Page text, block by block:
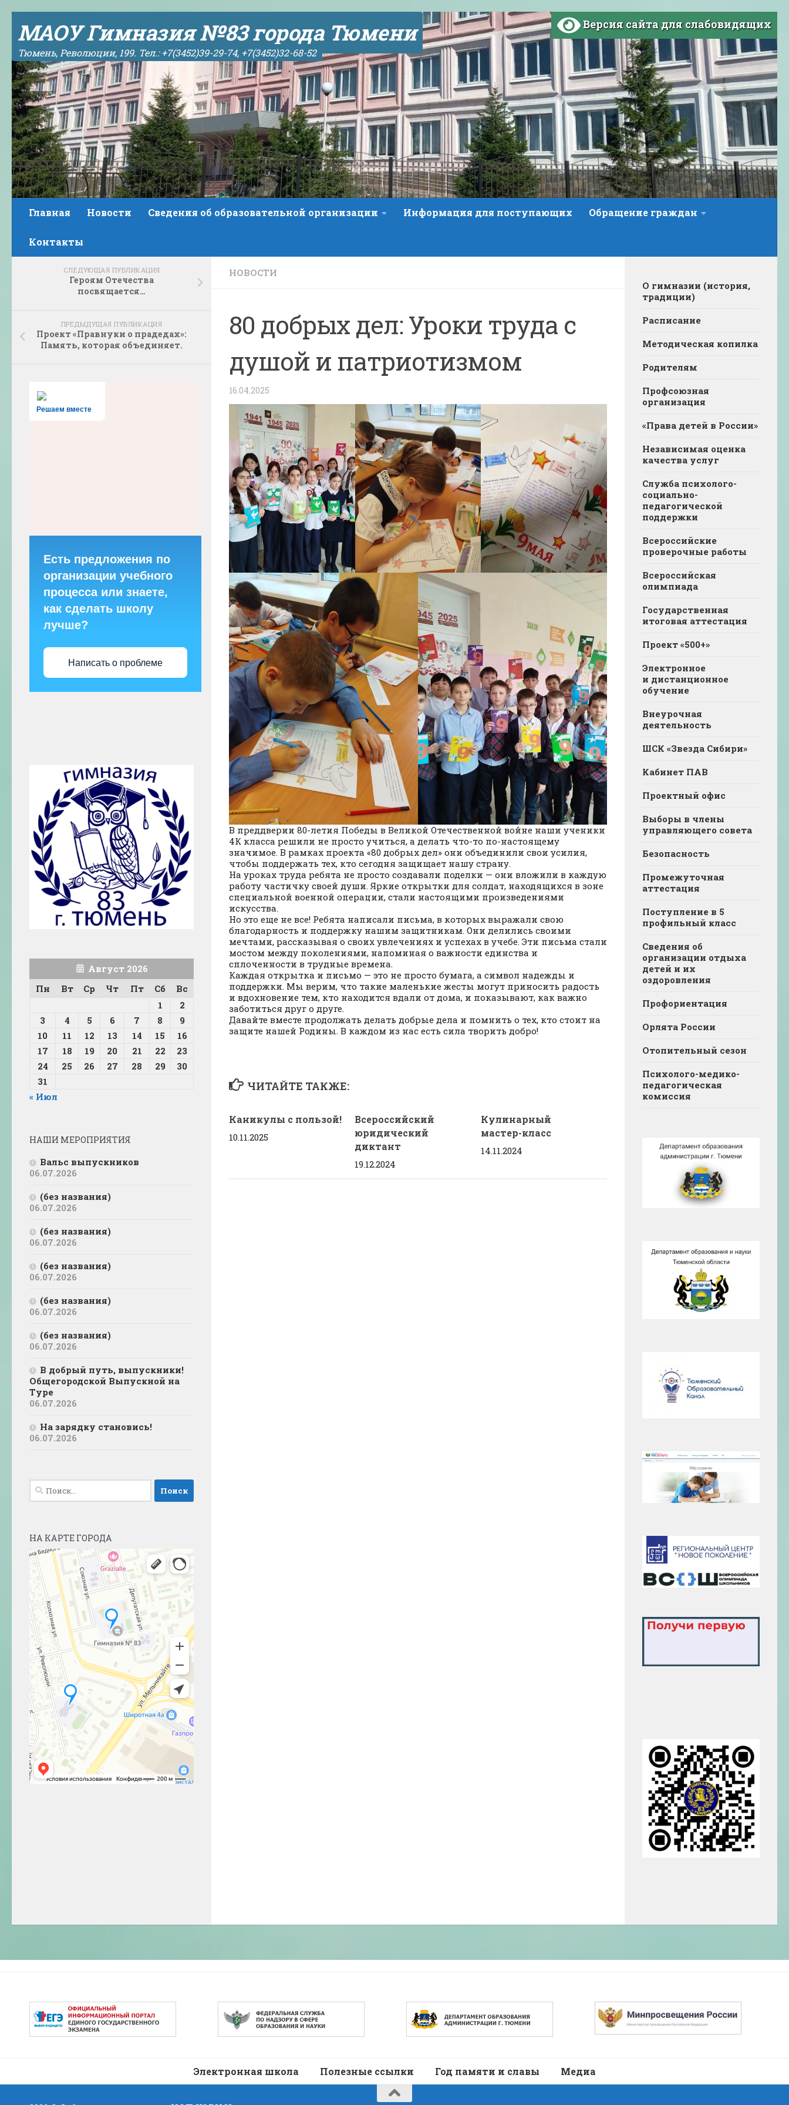
МАОУ Гимназия №83 города Тюмени
Тюмень, Революции, 199. Тел.: +7(3452)39-29-74, +7(3452)32-68-52
Версия сайта для слабовидящих
Главная Новости Сведения об образовательной организации Информация для поступающих Обращение граждан
Контакты
НОВОСТИ
80 добрых дел: Уроки труда с
душой и патриотизмом
16.04.2025
В преддверии 80-летия Победы в Великой Отечественной войне наши ученики
4К класса решили не просто учиться, а делать что-то по-настоящему
значимое. В рамках проекта «80 добрых дел» они объединили свои усилия,
чтобы поддержать тех, кто сегодня защищает нашу страну.
На уроках труда ребята не просто создавали поделки — они вложили в каждую
работу частичку своей души. Яркие открытки для солдат, находящихся в зоне
специальной военной операции, стали настоящими произведениями
искусства.
Но это еще не все! Ребята написали письма, в которых выражали свою
благодарность и поддержку нашим защитникам. Они делились своими
мечтами, рассказывая о своих увлечениях и успехах в учебе. Эти письма стали
мостом между поколениями, напоминая о важности единства и
сплоченности в трудные времена.
Каждая открытка и письмо — это не просто бумага, а символ надежды и
поддержки. Мы верим, что такие маленькие жесты могут приносить радость
и вдохновение тем, кто находится вдали от дома, и показывают, как важно
заботиться друг о друге.
Давайте вместе продолжать делать добрые дела и помнить о тех, кто стоит на
защите нашей Родины. В каждом из нас есть сила творить добро!
ЧИТАЙТЕ ТАКЖЕ:
Каникулы с пользой!
10.11.2025
Всероссийский
юридический
диктант
19.12.2024
Кулинарный
мастер-класс
14.11.2024
СЛЕДУЮЩАЯ ПУБЛИКАЦИЯ
Героям Отечества
посвящается…
ПРЕДЫДУЩАЯ ПУБЛИКАЦИЯ
Проект «Правнуки о прадедах»:
Память, которая объединяет.
Решаем вместе
Есть предложения по
организации учебного
процесса или знаете,
как сделать школу
лучше?
Написать о проблеме
Август 2026
Пн
Вт Ср Чт Пт Сб
Вс
1
2
3
4 5 6 7 8
9
10
11 12 13 14 15
16
17
18 19 20 21 22
23
24
25 26 27 28 29
30
31
« Июл
НАШИ МЕРОПРИЯТИЯ
Вальс выпускников
06.07.2026
(без названия)
06.07.2026
(без названия)
06.07.2026
(без названия)
06.07.2026
(без названия)
06.07.2026
(без названия)
06.07.2026
В добрый путь, выпускники!
Общегородской Выпускной на
Туре
06.07.2026
На зарядку становись!
06.07.2026
Найти:
НА КАРТЕ ГОРОДА
О гимназии (история,
традиции)
Расписание
Методическая копилка
Родителям
Профсоюзная
организация
«Права детей в России»
Независимая оценка
качества услуг
Служба психолого-
социально-
педагогической
поддержки
Всероссийские
проверочные работы
Всероссийская
олимпиада
Государственная
итоговая аттестация
Проект «500+»
Электронное
и дистанционное
обучение
Внеурочная
деятельность
ШСК «Звезда Сибири»
Кабинет ПАВ
Проектный офис
Выборы в члены
управляющего совета
Безопасность
Промежуточная
аттестация
Поступление в 5
профильный класс
Сведения об
организации отдыха
детей и их
оздоровления
Профориентация
Орлята России
Отопительный сезон
Психолого-медико-
педагогическая
комиссия
Электронная школа Полезные ссылки Год памяти и славы Медиа